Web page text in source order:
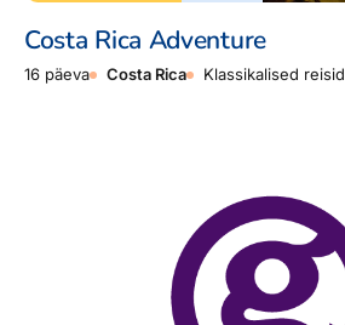
Costa Rica Adventure
16 päeva Costa Rica Klassikalised reisid